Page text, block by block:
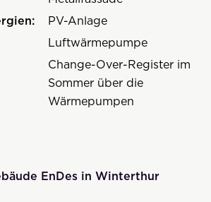
PV-Anlage
Luftwärmepumpe
Change-Over-Register im
Sommer über die
Wärmepumpen
EnDes in Winterthur